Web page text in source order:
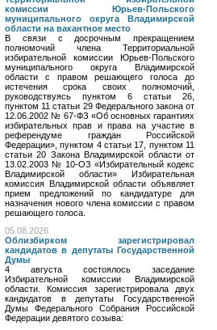
комиссии Юрьев-Польского
муниципального округа Владимирской
области на вакантное место
В связи с досрочным прекращением
полномочий члена Территориальной
избирательной комиссии Юрьев-Польского
муниципального округа Владимирской
области с правом решающего голоса до
истечения срока своих полномочий,
руководствуясь пунктом 6 статьи 26,
пунктом 11 статьи 29 Федерального закона от
12.06.2002 № 67-ФЗ «Об основных гарантиях
избирательных прав и права на участие в
референдуме граждан Российской
Федерации», пунктом 4 статьи 17, пунктом 11
статьи 20 Закона Владимирской области от
13.02.2003 № 10-ОЗ «Избирательный кодекс
Владимирской области» Избирательная
комиссия Владимирской области объявляет
прием предложений по кандидатуре для
назначения нового члена комиссии с правом
решающего голоса.
05.08.2026
Облизбирком зарегистрировал
кандидатов в депутаты Государственной
Думы
4 августа состоялось заседание
Избирательной комиссии Владимирской
области. Комиссия зарегистрировала двух
кандидатов в депутаты Государственной
Думы Федерального Собрания Российской
Федерации девятого созыва: